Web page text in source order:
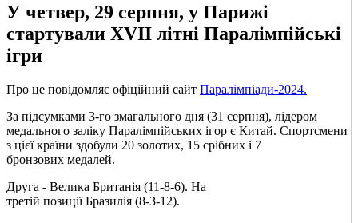
У четвер, 29 серпня, у Парижі
стартували XVII літні Паралімпійські
ігри
Про це повідомляє офіційний сайт Паралімпіади-2024.
За підсумками 3-го змагального дня (31 серпня), лідером
медального заліку Паралімпійських ігор є Китай. Спортсмени
з цієї країни здобули 20 золотих, 15 срібних і 7
бронзових медалей.
Друга - Велика Британія (11-8-6). На
третій позиції Бразилія (8-3-12).